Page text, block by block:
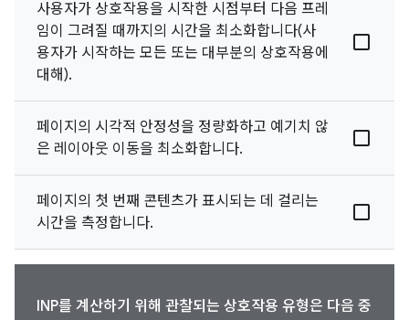
사용자가 상호작용을 시작한 시점부터 다음 프레
임이 그려질 때까지의 시간을 최소화합니다(사
용자가 시작하는 모든 또는 대부분의 상호작용에
대해).
페이지의 시각적 안정성을 정량화하고 예기치 않
은 레이아웃 이동을 최소화합니다.
페이지의 첫 번째 콘텐츠가 표시되는 데 걸리는
시간을 측정합니다.
INP를 계산하기 위해 관찰되는 상호작용 유형은 다음 중